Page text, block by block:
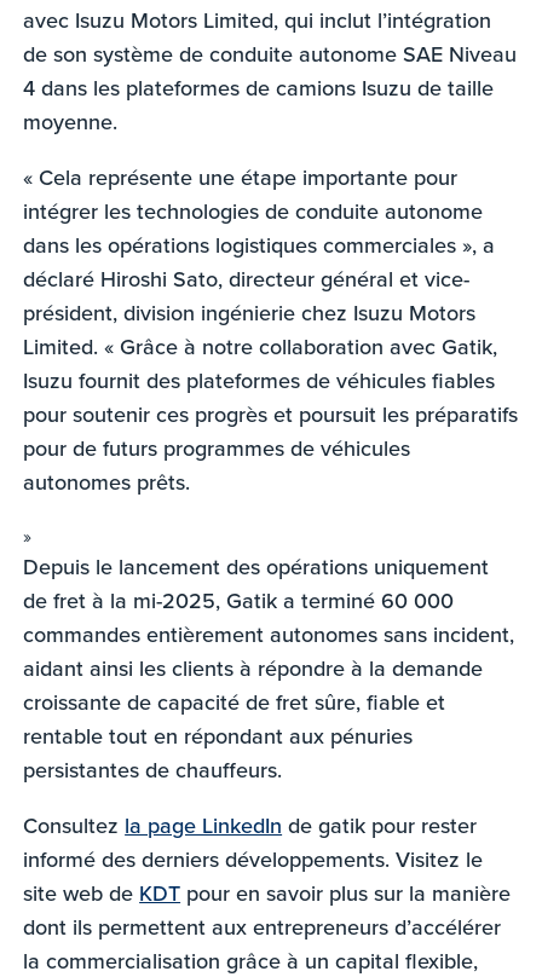
avec Isuzu Motors Limited, qui inclut l’intégration
de son système de conduite autonome SAE Niveau
4 dans les plateformes de camions Isuzu de taille
moyenne.
« Cela représente une étape importante pour
intégrer les technologies de conduite autonome
dans les opérations logistiques commerciales », a
déclaré Hiroshi Sato, directeur général et vice-
président, division ingénierie chez Isuzu Motors
Limited. « Grâce à notre collaboration avec Gatik,
Isuzu fournit des plateformes de véhicules fiables
pour soutenir ces progrès et poursuit les préparatifs
pour de futurs programmes de véhicules
autonomes prêts.
»
Depuis le lancement des opérations uniquement
de fret à la mi-2025, Gatik a terminé 60 000
commandes entièrement autonomes sans incident,
aidant ainsi les clients à répondre à la demande
croissante de capacité de fret sûre, fiable et
rentable tout en répondant aux pénuries
persistantes de chauffeurs.
Consultez la page LinkedIn de gatik pour rester
informé des derniers développements. Visitez le
site web de KDT pour en savoir plus sur la manière
dont ils permettent aux entrepreneurs d’accélérer
la commercialisation grâce à un capital flexible,